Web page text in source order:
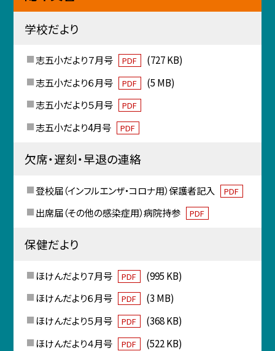
学校だより
志五小だより７月号 PDF
(727 KB)
志五小だより６月号
PDF
(5 MB)
志五小だより５月号
PDF
志五小だより4月号 PDF
欠席・遅刻・早退の連絡
登校届（インフルエンザ・コロナ用）保護者記入 PDF
出席届（その他の感染症用）病院持参 PDF
保健だより
ほけんだより７月号 PDF
(995 KB)
ほけんだより６月号
PDF
(3 MB)
ほけんだより５月号
PDF
(368 KB)
ほけんだより４月号
PDF (522 KB)